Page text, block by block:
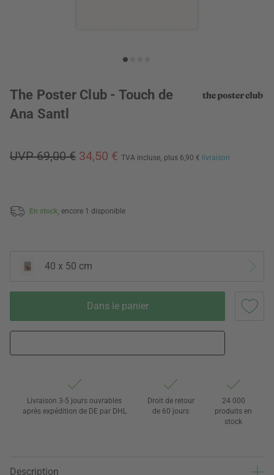
The Poster Club - Touch de
Ana Santl
UVP 69,00 € 34,50 € TVA incluse, plus 6,90 € livraison
En stock, encore 1 disponible
40 x 50 cm
Dans le panier
Livraison 3-5 jours ouvrables
après expédition de DE par DHL
Droit de retour
de 60 jours
24 000
produits en
stock
Description